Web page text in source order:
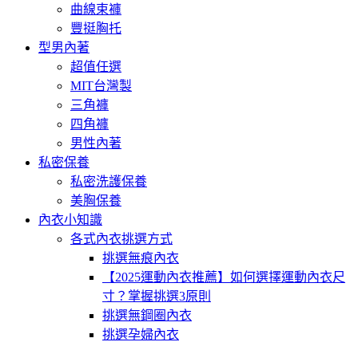
曲線束褲
豐挺胸托
型男內著
超值任選
MIT台灣製
三角褲
四角褲
男性內著
私密保養
私密洗護保養
美胸保養
內衣小知識
各式內衣挑選方式
挑選無痕內衣
【2025運動內衣推薦】如何選擇運動內衣尺
寸？掌握挑選3原則
挑選無鋼圈內衣
挑選孕婦內衣